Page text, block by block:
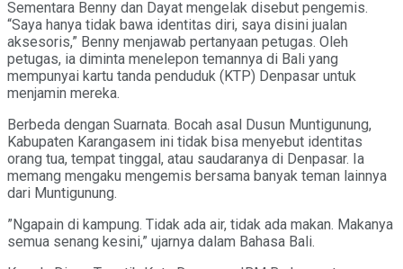
Sementara Benny dan Dayat mengelak disebut pengemis.
“Saya hanya tidak bawa identitas diri, saya disini jualan
aksesoris,” Benny menjawab pertanyaan petugas. Oleh
petugas, ia diminta menelepon temannya di Bali yang
mempunyai kartu tanda penduduk (KTP) Denpasar untuk
menjamin mereka.
Berbeda dengan Suarnata. Bocah asal Dusun Muntigunung,
Kabupaten Karangasem ini tidak bisa menyebut identitas
orang tua, tempat tinggal, atau saudaranya di Denpasar. Ia
memang mengaku mengemis bersama banyak teman lainnya
dari Muntigunung.
”Ngapain di kampung. Tidak ada air, tidak ada makan. Makanya
semua senang kesini,” ujarnya dalam Bahasa Bali.